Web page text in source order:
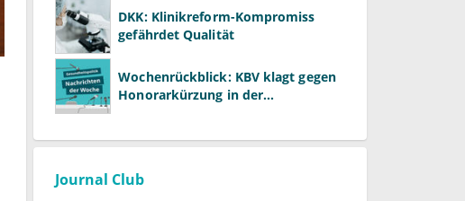
Warken
DKK: Klinikreform-Kompromiss
gefährdet Qualität
Wochenrückblick: KBV klagt gegen
Honorarkürzung in der
Journal Club